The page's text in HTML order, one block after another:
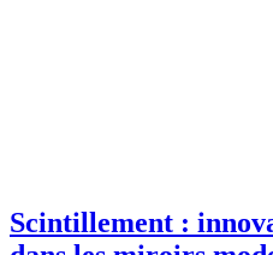
Scintillement :